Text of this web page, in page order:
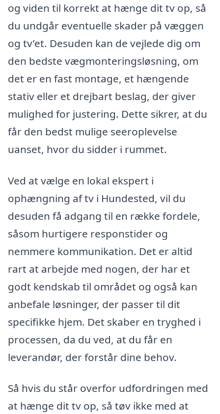
og viden til korrekt at hænge dit tv op, så
du undgår eventuelle skader på væggen
og tv’et. Desuden kan de vejlede dig om
den bedste vægmonteringsløsning, om
det er en fast montage, et hængende
stativ eller et drejbart beslag, der giver
mulighed for justering. Dette sikrer, at du
får den bedst mulige seeroplevelse
uanset, hvor du sidder i rummet.
Ved at vælge en lokal ekspert i
ophængning af tv i Hundested, vil du
desuden få adgang til en række fordele,
såsom hurtigere responstider og
nemmere kommunikation. Det er altid
rart at arbejde med nogen, der har et
godt kendskab til området og også kan
anbefale løsninger, der passer til dit
specifikke hjem. Det skaber en tryghed i
processen, da du ved, at du får en
leverandør, der forstår dine behov.
Så hvis du står overfor udfordringen med
at hænge dit tv op, så tøv ikke med at